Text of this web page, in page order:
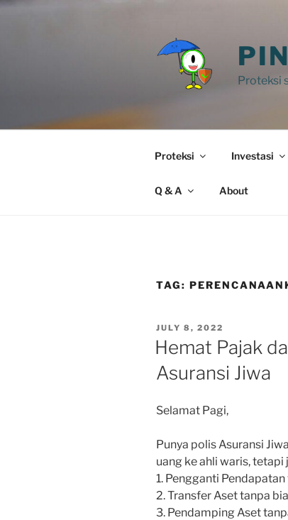
Skip
Proteksi
Proteksi Investasi
Q & A About
TAG:
POSTED
ON
JULY 8, 2022
Hemat Pajak
Asuransi Jiwa
Selamat Pagi,
Punya polis Asuransi
uang ke ahli waris,
1. Pengganti
2. Transfer Aset tanpa
3. Pendamping Aset